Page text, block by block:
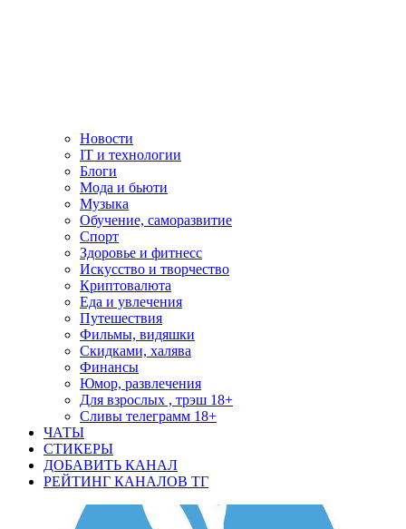
Новости
IT и технологии
Блоги
Мода и бьюти
Музыка
Обучение, саморазвитие
Спорт
Здоровье и фитнесс
Искусство и творчество
Криптовалюта
Еда и увлечения
Путешествия
Фильмы, видяшки
Скидками, халява
Финансы
Юмор, развлечения
Для взрослых , трэш 18+
Сливы телеграмм 18+
ЧАТЫ
СТИКЕРЫ
ДОБАВИТЬ КАНАЛ
РЕЙТИНГ КАНАЛОВ ТГ